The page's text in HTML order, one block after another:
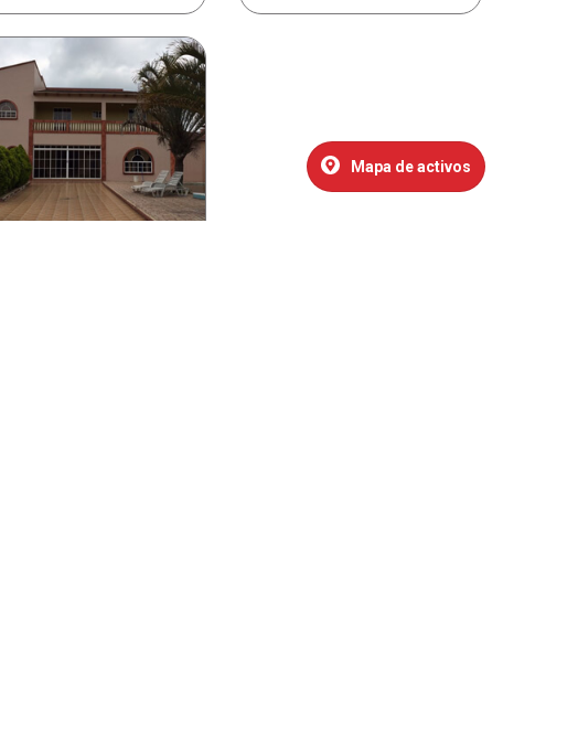
Casa de habitación en
Residencial Rosa Maria